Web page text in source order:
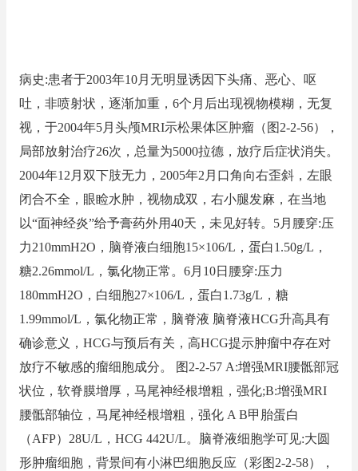
病史:患者于2003年10月无明显诱因下头痛、恶心、呕
吐，非喷射状，逐渐加重，6个月后出现视物模糊，无复
视，于2004年5月头颅MRI示松果体区肿瘤（图2-2-56），
局部放射治疗26次，总量为5000拉德，放疗后症状消失。
2004年12月双下肢无力，2005年2月口角向右歪斜，左眼
闭合不全，眼睑水肿，视物成双，右小腿发麻，在当地
以“面神经炎”给予膏药外用40天，未见好转。5月腰穿:压
力210mmH2O，脑脊液白细胞15×106/L，蛋白1.50g/L，
糖2.26mmol/L，氯化物正常。6月10日腰穿:压力
180mmH2O，白细胞27×106/L，蛋白1.73g/L，糖
1.99mmol/L，氯化物正常，脑脊液 脑脊液HCG升高具有
确诊意义，HCG与预后有关，高HCG提示肿瘤中存在对
放疗不敏感的瘤细胞成分。 图2-2-57 A:增强MRI腰骶部冠
状位，软脊膜增厚，马尾神经根增粗，强化;B:增强MRI
腰骶部轴位，马尾神经根增粗，强化 A B甲胎蛋白
（AFP）28U/L，HCG 442U/L。脑脊液细胞学可见:大圆
形肿瘤细胞，背景间有小淋巴细胞反应（彩图2-2-58），